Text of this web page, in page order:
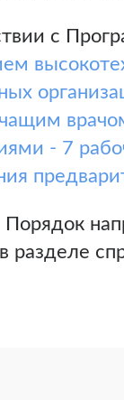
с
- 7
разделе